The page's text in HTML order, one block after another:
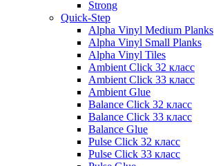
Strong
Quick-Step
Alpha Vinyl Medium Planks
Alpha Vinyl Small Planks
Alpha Vinyl Tiles
Ambient Click 32 класс
Ambient Click 33 класс
Ambient Glue
Balance Click 32 класс
Balance Click 33 класс
Balance Glue
Pulse Click 32 класс
Pulse Click 33 класс